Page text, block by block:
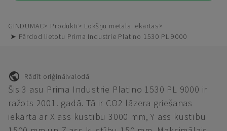
GINDUMAC Produkti
Lokšņu metāla iekārtas
➤ Pārdod lietotu Prima Industrie Platino 1530 PL 9000
Rādīt oriģinālvalodā
Šis 3 asu Prima Industrie Platino 1530 PL 9000 ir
ražots 2001. gadā. Tā ir CO2 lāzera griešanas
iekārta ar X ass kustību 3000 mm, Y ass kustību